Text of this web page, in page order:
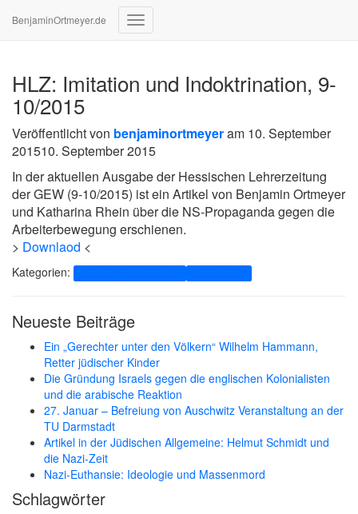
BenjaminOrtmeyer.de
Navigation
HLZ: Imitation und Indoktrination, 9-
10/2015
Veröffentlicht von benjaminortmeyeram 10. September
201510. September 2015
In der aktuellen Ausgabe der Hessischen Lehrerzeitung
der GEW (9-10/2015) ist ein Artikel von Benjamin Ortmeyer
und Katharina Rhein über die NS-Propaganda gegen die
Arbeiterbewegung erschienen.
> Downlaod <
Kategorien:
Neueste Beiträge
Ein „Gerechter unter den Völkern“ Wilhelm Hammann,
Retter jüdischer Kinder
Die Gründung Israels gegen die englischen Kolonialisten
und die arabische Reaktion
27. Januar – Befreiung von Auschwitz Veranstaltung an der
TU Darmstadt
Artikel in der Jüdischen Allgemeine: Helmut Schmidt und
die Nazi-Zeit
Nazi-Euthansie: Ideologie und Massenmord
Schlagwörter